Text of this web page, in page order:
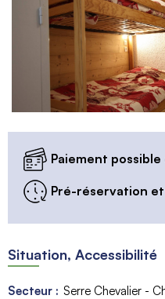
Paiement
Pré-réservation
Situation, Accessibilité
Secteur : Serre Chevalier -